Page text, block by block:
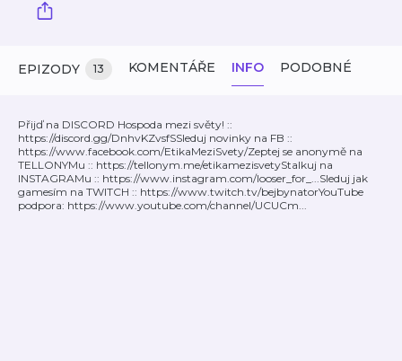
EPIZODY 13 KOMENTÁŘE INFO PODOBNÉ
Přijď na DISCORD Hospoda mezi světy! ::
https://discord.gg/DnhvKZvsfS​ Sleduj novinky na FB ::
https://www.facebook.com/EtikaMeziSvety/​ Zeptej se anonymě na
TELLONYMu :: https://tellonym.me/etikamezisvety​ Stalkuj na
INSTAGRAMu :: https://www.instagram.com/looser_for_...​ Sleduj jak
gamesím na TWITCH :: https://www.twitch.tv/bejbynator​ YouTube
podpora: https://www.youtube.com/channel/UCUCm...​